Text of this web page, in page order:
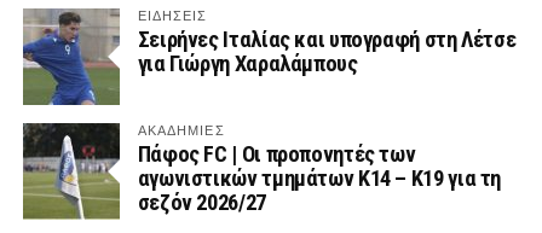
ΕΙΔΗΣΕΙΣ
Σειρήνες Ιταλίας και υπογραφή στη Λέτσε
για Γιώργη Χαραλάμπους
ΑΚΑΔΗΜΙΕΣ
Πάφος FC | Οι προπονητές των
αγωνιστικών τμημάτων Κ14 – Κ19 για τη
σεζόν 2026/27